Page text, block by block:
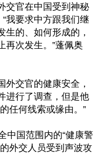
交官在中国受到神秘
我要求中方跟我们继
生的、如何形成的，
再次发生。”蓬佩奥
外交官的健康安全，
进行了调查，但是他
任何线索或缘由。”
中国范围内的“健康警
外交人员受到声波攻